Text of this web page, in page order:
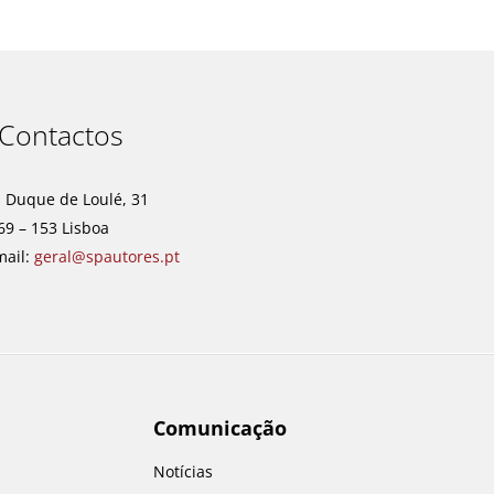
Contactos
Duque de Loulé, 31
– 153 Lisboa
geral@spautores.pt
Comunicação
Notícias